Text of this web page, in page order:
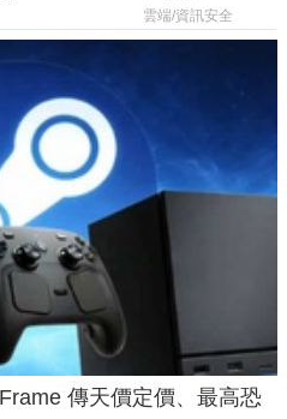
版
機
雲端/資訊安全
傳天價定價、最高恐